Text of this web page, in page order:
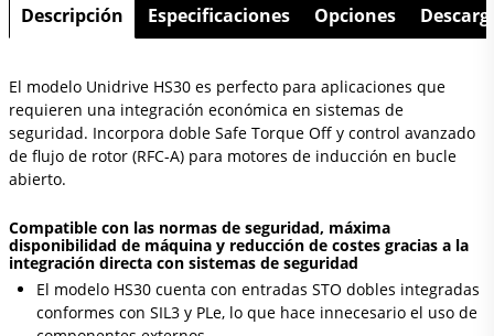
Descripción Especificaciones Opciones
El modelo Unidrive HS30 es perfecto para aplicaciones que
requieren una integración económica en sistemas de
seguridad. Incorpora doble Safe Torque Off y control avanzado
de flujo de rotor (RFC-A) para motores de inducción en bucle
abierto.
Compatible con las normas de seguridad, máxima
disponibilidad de máquina y reducción de costes gracias a la
integración directa con sistemas de seguridad
El modelo HS30 cuenta con entradas STO dobles integradas
conformes con SIL3 y PLe, lo que hace innecesario el uso de